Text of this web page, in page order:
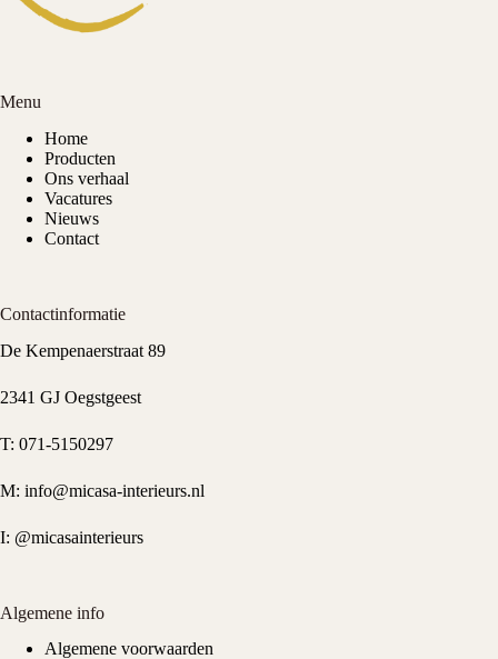
Menu
Home
Producten
Ons verhaal
Vacatures
Nieuws
Contact
Contactinformatie
De Kempenaerstraat 89
2341 GJ Oegstgeest
T: 071-5150297
M: info@micasa-interieurs.nl
I: @micasainterieurs
Algemene info
Algemene voorwaarden